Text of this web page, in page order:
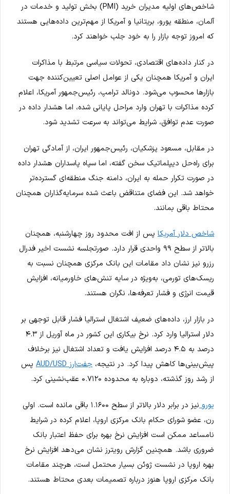
شاخص‌های اولیه مدیران خرید (PMI) بخش تولید و خدمات در
آلمان، منطقه یورو، بریتانیا و آمریکا از مهم‌ترین داده‌هایی هستند
که امروز توجه بازار را به خود جلب خواهند کرد.
در کنار داده‌های اقتصادی، تحولات سیاسی مرتبط با مذاکرات
ایران و آمریکا همچنان یکی از عوامل اصلی تعیین‌کننده جهت
بازارها محسوب می‌شود. دونالد ترامپ، رئیس‌جمهور آمریکا، اعلام
کرده مذاکرات با تهران وارد مراحل پایانی شده، اما هشدار داده در
صورت عدم توافق، شرایط می‌تواند به سرعت تشدید شود.
در مقابل، مسعود پزشکیان، رئیس‌جمهور ایران، از آمادگی تهران
برای راه‌حل دیپلماتیک سخن گفته، اما سپاه پاسداران هشدار داده
در صورت تکرار حمله به ایران، دامنه جنگ منطقه‌ای گسترده‌تر
خواهد شد. این فضای متناقض باعث شده سرمایه‌گذاران همچنان
محتاط باقی بمانند.
شاخص دلار آمریکا پس از افت محدود روز چهارشنبه، همچنان
بالاتر از سطح ۹۹ واحدی قرار دارد. صورتجلسه نشست اخیر فدرال
رزرو نیز نشان داد مقامات این بانک مرکزی همچنان نسبت به
ریسک‌های تورمی، به‌ویژه در سایه تنش‌های خاورمیانه، افزایش
قیمت انرژی و فشار تعرفه‌ها، نگران هستند.
در بازار ارز، داده‌های ضعیف اشتغال استرالیا فشار قابل توجهی بر
دلار استرالیا وارد کرد. نرخ بیکاری این کشور در ماه آوریل از ۴.۳
درصد به ۴.۵ درصد افزایش یافت و تعداد اشتغال نیز برخلاف
پیش‌بینی‌ها کاهش پیدا کرد. در نتیجه، جفت‌ارز AUD/USD
پس
از رشد روز گذشته، دوباره به محدوده ۰.۷۱۲۰ عقب‌نشینی کرد.
یورو
نیز در برابر دلار بالاتر از سطح ۱.۱۶۰۰ باقی مانده است. اولی
رن، عضو شورای حکام بانک مرکزی اروپا، اعلام کرده در شرایط
نامساعد ممکن است افزایش نرخ بهره برای حفظ اعتبار بانک
ضروری باشد. همچنین گزارش رویترز نشان می‌دهد افزایش نرخ
بهره اروپا در نشست ژوئن بسیار محتمل است، هرچند مقامات
بانک مرکزی اروپا هنوز درباره تصمیمات بعدی محتاط هستند.